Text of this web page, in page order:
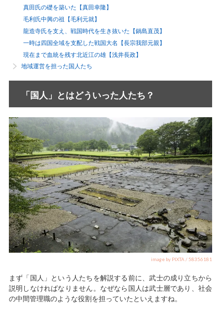
真田氏の礎を築いた【真田幸隆】
毛利氏中興の祖【毛利元就】
龍造寺氏を支え、戦国時代を生き抜いた【鍋島直茂】
一時は四国全域を支配した戦国大名【長宗我部元親】
現在まで血統を残す北近江の雄【浅井長政】
地域運営を担った国人たち
「国人」とはどういった人たち？
image by PIXTA / 58356181
まず「国人」という人たちを解説する前に、武士の成り立ちから
説明しなければなりません。なぜなら国人は武士層であり、社会
の中間管理職のような役割を担っていたといえますね。